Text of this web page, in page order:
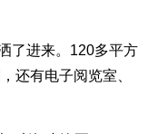
进来。120多平方
还有电子阅览室、